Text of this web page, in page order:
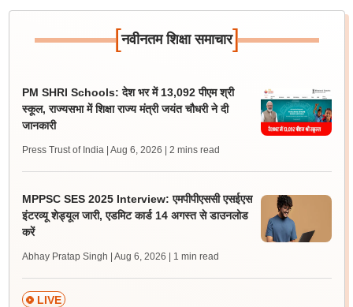
[नवीनतम शिक्षा समाचार]
PM SHRI Schools: देश भर में 13,092 पीएम श्री
स्कूल, राज्यसभा में शिक्षा राज्य मंत्री जयंत चौधरी ने दी
जानकारी
Press Trust of India | Aug 6, 2026 | 2 mins read
MPPSC SES 2025 Interview: एमपीपीएससी एसईएस
इंटरव्यू शेड्यूल जारी, एडमिट कार्ड 14 अगस्त से डाउनलोड
करें
Abhay Pratap Singh | Aug 6, 2026 | 1 min read
LIVE